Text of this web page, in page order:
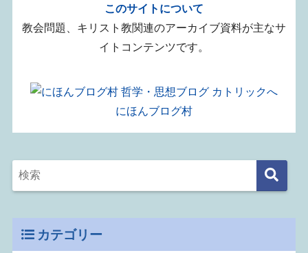
このサイトについて
教会問題、キリスト教関連のアーカイブ資料が主なサ
イトコンテンツです。
にほんブログ村
カテゴリー